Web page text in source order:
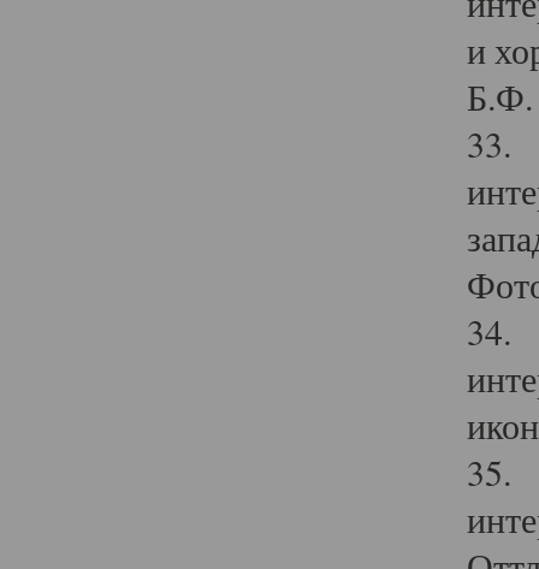
и
Б.Ф.
33.
34.
35.